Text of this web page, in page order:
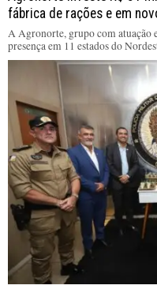
fábrica de rações e em
A Agronorte, grupo com atuação
presença em 11 estados do